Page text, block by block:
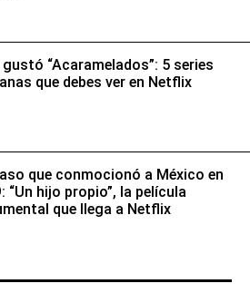
gustó “Acaramelados”: 5 series
que debes ver en Netflix
que conmocionó a México en
“Un hijo propio”, la película
que llega a Netflix